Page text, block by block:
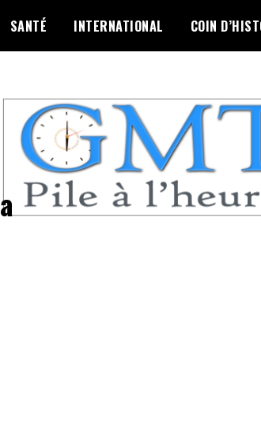
SANTÉ INTERNATIONAL COIN